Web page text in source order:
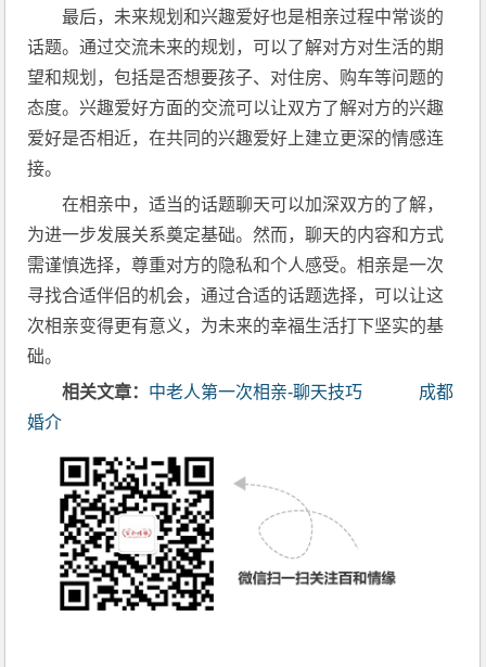
最后，未来规划和兴趣爱好也是相亲过程中常谈的
话题。通过交流未来的规划，可以了解对方对生活的期
望和规划，包括是否想要孩子、对住房、购车等问题的
态度。兴趣爱好方面的交流可以让双方了解对方的兴趣
爱好是否相近，在共同的兴趣爱好上建立更深的情感连
接。
在相亲中，适当的话题聊天可以加深双方的了解，
为进一步发展关系奠定基础。然而，聊天的内容和方式
需谨慎选择，尊重对方的隐私和个人感受。相亲是一次
寻找合适伴侣的机会，通过合适的话题选择，可以让这
次相亲变得更有意义，为未来的幸福生活打下坚实的基
础。
相关文章： 中老人第一次相亲-聊天技巧
成都
婚介